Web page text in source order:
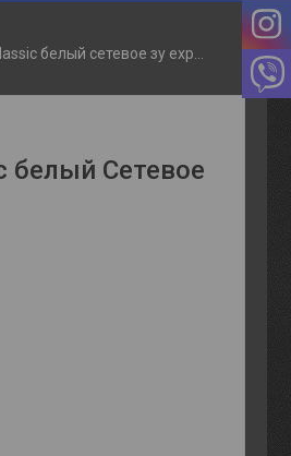
белый Сетевое